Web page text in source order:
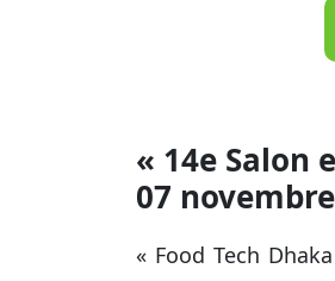
« 14e Salon
07
« Food Tech